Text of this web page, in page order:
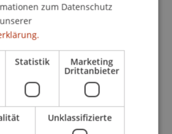
für Zeitschriften- und
60 - 80 %
Liechtenstein
zum Datenschutz
Statistik Marketing
Drittanbieter
Unklassifizierte